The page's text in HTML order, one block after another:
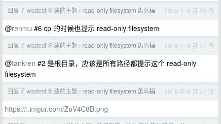
回复了 wsstest 创建的主题 › read-only filesystem 怎么搞 2019 年 6 月 28 日
@renmu #6 cp 的时候也提示 read-only filesystem
回复了 wsstest 创建的主题 › read-only filesystem 怎么搞 2019 年 6 月 27 日
@tankren #2 是根目录，应该是所有路径都提示这个 read-only
filesystem
回复了 wsstest 创建的主题 › read-only filesystem 怎么搞 2019 年 6 月 27 日
https://i.imgur.com/ZuV4C8B.png